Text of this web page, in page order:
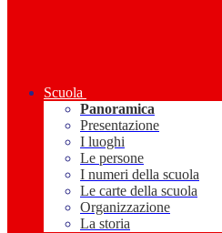
Scuola
Panoramica
Presentazione
I luoghi
Le persone
I numeri della scuola
Le carte della scuola
Organizzazione
La storia